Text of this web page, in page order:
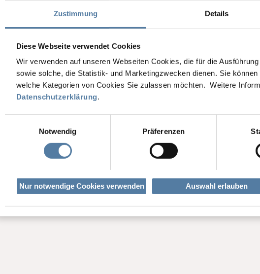
Zustimmung Details
Diese Webseite verwendet Cookies
Wir verwenden auf unseren Webseiten Cookies, die für die
sowie solche, die Statistik- und Marketingzwecken dienen. Sie
welche Kategorien von Cookies Sie zulassen möchten. Weitere
Datenschutzerklärung.
Notwendig
Präferenzen
Nur notwendige Cookies verwenden Auswahl erlauben